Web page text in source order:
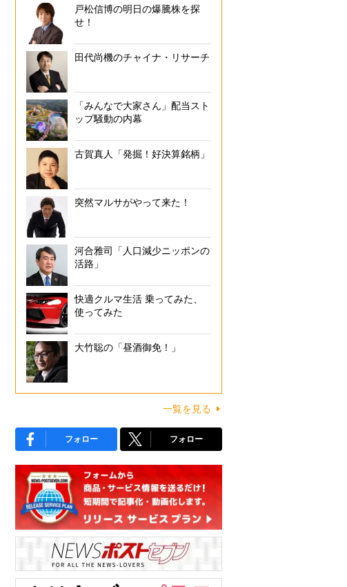
戸松信博の明日の爆騰株を探
せ！
田代尚機のチャイナ・リサーチ
「みんなで大家さん」配当スト
ップ騒動の内幕
古賀真人「発掘！好決算銘柄」
突然マルサがやって来た！
河合雅司「人口減少ニッポンの
活路」
快適クルマ生活 乗ってみた、
使ってみた
大竹聡の「昼酒御免！」
一覧を見る
フォロー フォロー